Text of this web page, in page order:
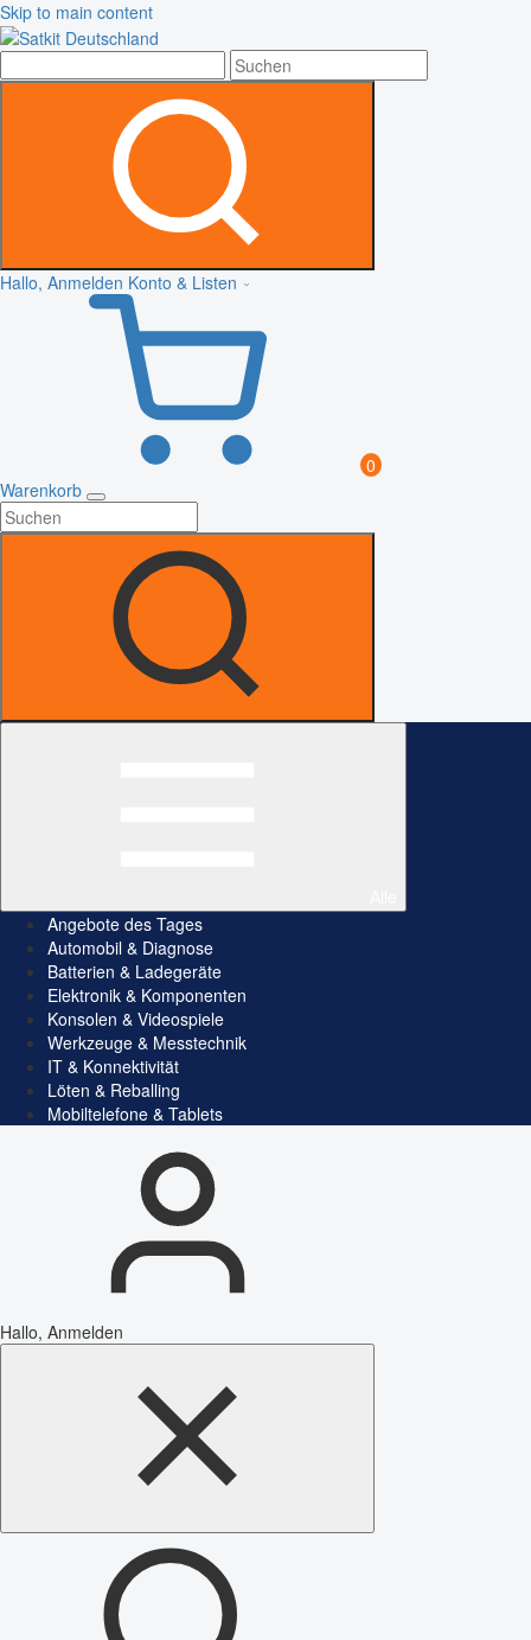
Skip to main content
Hallo, Anmelden Konto & Listen
0
Warenkorb
Angebote des Tages
Automobil & Diagnose
Batterien & Ladegeräte
Elektronik & Komponenten
Konsolen & Videospiele
Werkzeuge & Messtechnik
IT & Konnektivität
Löten & Reballing
Mobiltelefone & Tablets
Hallo, Anmelden